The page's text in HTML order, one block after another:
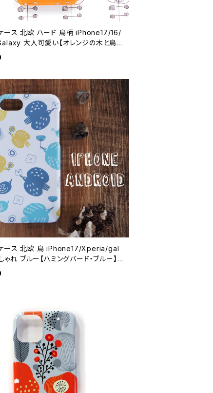
ース 北欧 ハード 鳥柄 iPhone17/16/
大人可愛い【オレンジの木と鳥】
ース 北欧 鳥 iPhone17/Xperia/gal
れ ブルー【ハミングバード・ブルー】h